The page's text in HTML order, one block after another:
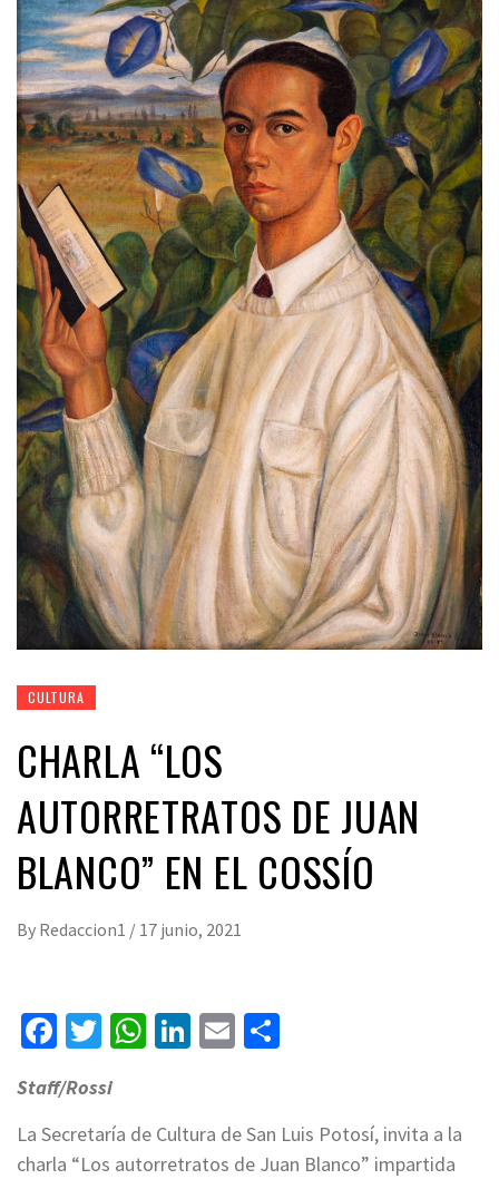
CULTURA
CHARLA “LOS
AUTORRETRATOS DE JUAN
BLANCO” EN EL COSSÍO
By Redaccion1 / 17 junio, 2021
Facebook
Twitter
WhatsApp
LinkedIn
Email
Staff/Rossi
La Secretaría de Cultura de San Luis Potosí, invita a la
charla “Los autorretratos de Juan Blanco” impartida